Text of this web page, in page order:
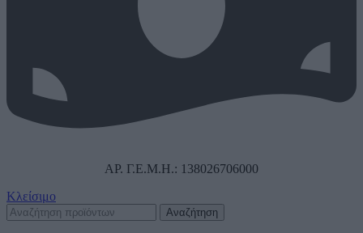
ΑΡ. Γ.Ε.Μ.Η.: 138026706000
Κλείσιμο
Αναζήτηση